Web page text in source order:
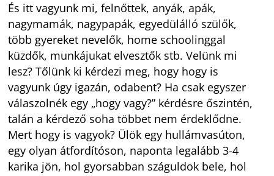
És itt vagyunk mi, felnőttek, anyák, apák,
nagymamák, nagypapák, egyedülálló szülők,
több gyereket nevelők, home schoolinggal
küzdők, munkájukat elvesztők stb. Velünk mi
lesz? Tőlünk ki kérdezi meg, hogy hogy is
vagyunk úgy igazán, odabent? Ha csak egyszer
válaszolnék egy „hogy vagy?” kérdésre őszintén,
talán a kérdező soha többet nem érdeklődne.
Mert hogy is vagyok? Ülök egy hullámvasúton,
egy olyan átfordítóson, naponta legalább 3-4
karika jön, hol gyorsabban száguldok bele, hol